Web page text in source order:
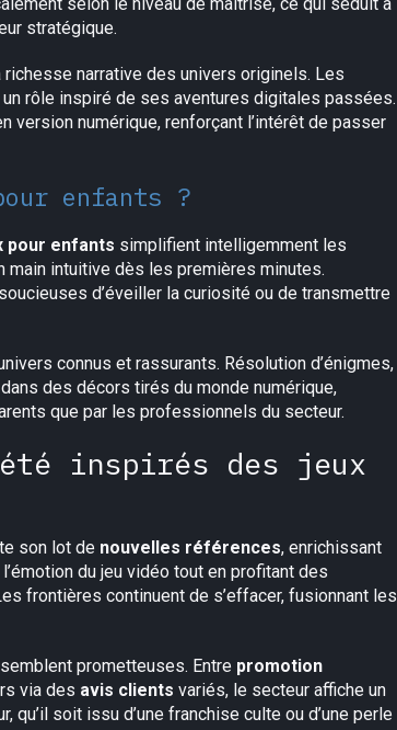
stratégique.
narrative des univers originels. Les
rôle inspiré de ses aventures digitales passées.
version numérique, renforçant l’intérêt de passer
enfants ?
pour enfants simplifient intelligemment les
intuitive dès les premières minutes.
d’éveiller la curiosité ou de transmettre
connus et rassurants. Résolution d’énigmes,
des décors tirés du monde numérique,
que par les professionnels du secteur.
inspirés des jeux
son lot de nouvelles références, enrichissant
du jeu vidéo tout en profitant des
frontières continuent de s’effacer, fusionnant les
prometteuses. Entre promotion
via des avis clients variés, le secteur affiche un
soit issu d’une franchise culte ou d’une perle